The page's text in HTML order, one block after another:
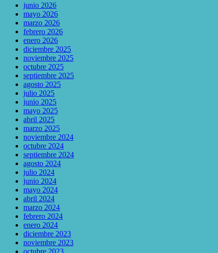
junio 2026
mayo 2026
marzo 2026
febrero 2026
enero 2026
diciembre 2025
noviembre 2025
octubre 2025
septiembre 2025
agosto 2025
julio 2025
junio 2025
mayo 2025
abril 2025
marzo 2025
noviembre 2024
octubre 2024
septiembre 2024
agosto 2024
julio 2024
junio 2024
mayo 2024
abril 2024
marzo 2024
febrero 2024
enero 2024
diciembre 2023
noviembre 2023
octubre 2023